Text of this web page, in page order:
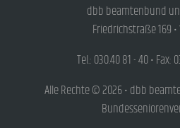
dbb beamtenbund
Friedrichstraße 169 •
Tel.: 030.40 81 - 40 • Fax:
Alle Rechte © 2026 • dbb